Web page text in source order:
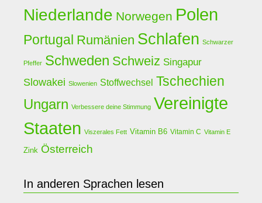
Niederlande Norwegen Polen
Portugal Rumänien Schlafen Schwarzer
Pfeffer Schweden Schweiz Singapur
Slowakei Slowenien Stoffwechsel Tschechien
Ungarn Verbessere deine Stimmung Vereinigte
Staaten Viszerales Fett Vitamin B6 Vitamin C Vitamin E
Zink Österreich
In anderen Sprachen lesen